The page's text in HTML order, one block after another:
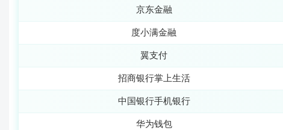
京东金融
度小满金融
翼支付
招商银行掌上生活
中国银行手机银行
华为钱包